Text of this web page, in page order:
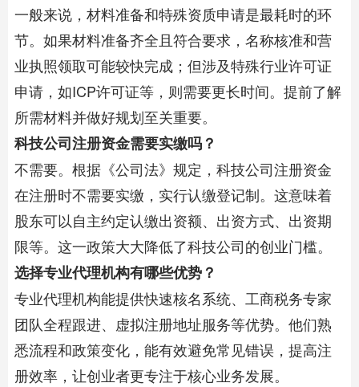
一般来说，材料准备和特殊资质申请是最耗时的环
节。如果材料准备齐全且符合要求，名称核准和营
业执照领取可能较快完成；但涉及特殊行业许可证
申请，如ICP许可证等，则需要更长时间。提前了解
所需材料并做好规划至关重要。
​科技公司注册资金需要实缴吗？​
不需要。根据《公司法》规定，科技公司注册资金
在注册时不需要实缴，实行认缴登记制。这意味着
股东可以自主约定认缴出资额、出资方式、出资期
限等。这一政策大大降低了科技公司的创业门槛。
​选择专业代理机构有哪些优势？​
专业代理机构能提供快速核名系统、工商税务专家
团队全程跟进、虚拟注册地址服务等优势。他们熟
悉流程和政策变化，能有效避免常见错误，提高注
册效率，让创业者更专注于核心业务发展。